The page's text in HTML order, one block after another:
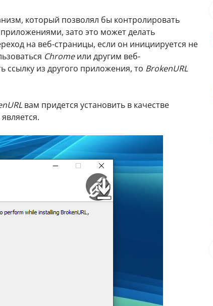
который позволял бы контролировать
зато это может делать
на веб-страницы, если он инициируется не
Chromeили другим веб-
ссылку из другого приложения, то BrokenURL
вам придется установить в качестве